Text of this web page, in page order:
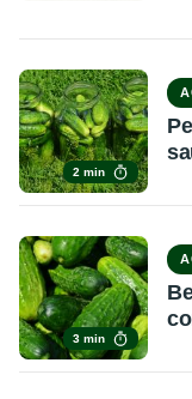
2 min
3 min